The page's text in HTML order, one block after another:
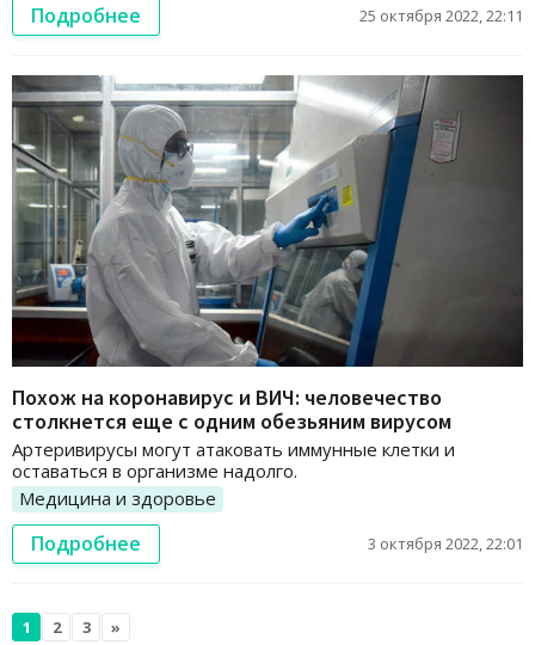
Подробнее 25 октября 2022, 22:11
Похож на коронавирус и ВИЧ: человечество
столкнется еще с одним обезьяним вирусом
Артеривирусы могут атаковать иммунные клетки и
оставаться в организме надолго.
Медицина и здоровье
Подробнее 3 октября 2022, 22:01
1 2 3 »